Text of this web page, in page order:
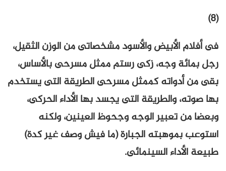
(8)
فى أفلام الأبيض والأسود مشخصاتى من الوزن الثقيل،
رجل بمائة وجه، زكى رستم ممثل مسرحى بالأساس،
بقى من أدواته كممثل مسرحى الطريقة التى يستخدم
بها صوته، والطريقة التى يجسد بها الأداء الحركى،
وبعضا من تعبير الوجه وجحوظ العينين، ولكنه
استوعب بموهبته الجبارة (ما فيش وصف غير كدة)
طبيعة الأداء السينمائى.